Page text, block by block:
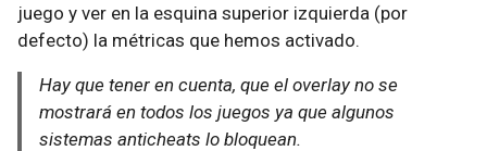
juego y ver en la esquina superior izquierda (por
defecto) la métricas que hemos activado.
Hay que tener en cuenta, que el overlay no se
mostrará en todos los juegos ya que algunos
sistemas anticheats lo bloquean.